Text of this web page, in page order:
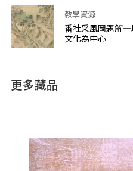
教學資源
番社采風圖題解─
文化為中心
更多藏品